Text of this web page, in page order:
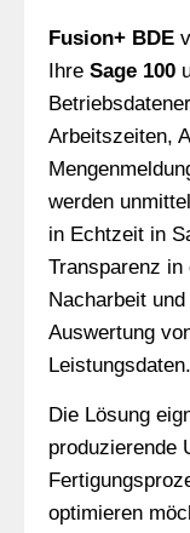
Fusion+ BDE
Ihre Sage 100
Arbeitszeiten,
werden
in Echtzeit in
Transparenz
Nacharbeit
Auswertung
Leistungsdaten.
Die Lösung
produzierende
optimieren